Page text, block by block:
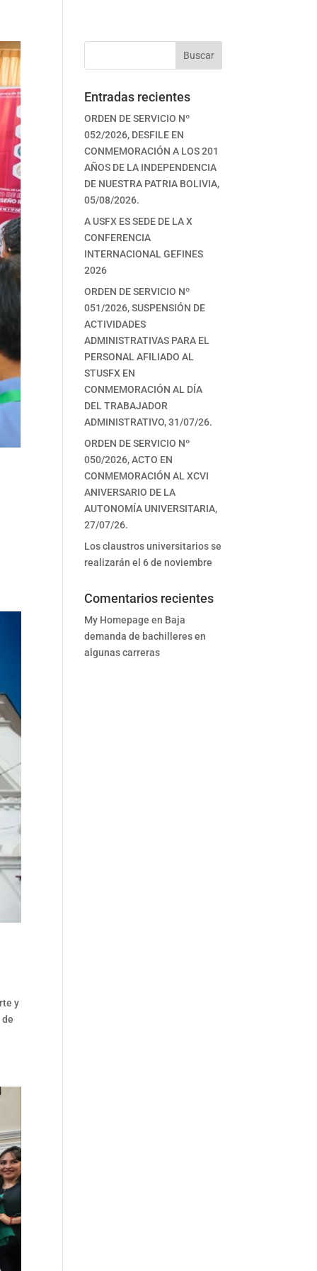
y
Buscar
Entradas recientes
ORDEN DE SERVICIO Nº
052/2026, DESFILE EN
CONMEMORACIÓN A LOS 201
AÑOS DE LA INDEPENDENCIA
DE NUESTRA PATRIA BOLIVIA,
05/08/2026.
A USFX ES SEDE DE LA X
CONFERENCIA
INTERNACIONAL GEFINES
2026
ORDEN DE SERVICIO Nº
051/2026, SUSPENSIÓN DE
ACTIVIDADES
ADMINISTRATIVAS PARA EL
PERSONAL AFILIADO AL
STUSFX EN
CONMEMORACIÓN AL DÍA
DEL TRABAJADOR
ADMINISTRATIVO, 31/07/26.
ORDEN DE SERVICIO Nº
050/2026, ACTO EN
CONMEMORACIÓN AL XCVI
ANIVERSARIO DE LA
AUTONOMÍA UNIVERSITARIA,
27/07/26.
Los claustros universitarios se
realizarán el 6 de noviembre
Comentarios recientes
My Homepage en Baja
demanda de bachilleres en
algunas carreras